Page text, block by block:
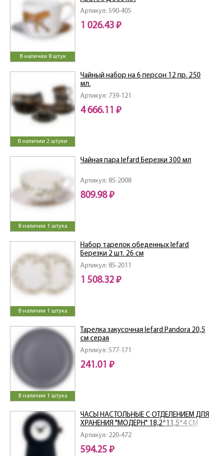
В наличии 8 штук
Артикул: 590-405
1 026.43 ₽
В наличии 2 штуки
Артикул: 739-121
Чайный набор на 6 персон 12 пр. 250
мл.
4 666.11 ₽
В наличии 1 штука
Артикул: 85-2008
Чайная пара lefard Березки 300 мл
809.98 ₽
В наличии 1 штука
Артикул: 85-2011
Набор тарелок обеденных lefard
Березки 2 шт. 26 см
1 508.32 ₽
В наличии 1 штука
Артикул: 577-171
Тарелка закусочная lefard Pandora 20,5
см серая
241.01 ₽
Артикул: 220-472
ЧАСЫ НАСТОЛЬНЫЕ С ОТДЕЛЕНИЕМ ДЛЯ
ХРАНЕНИЯ "МОДЕРН" 18,2*11,5*4 СМ
594.25 ₽